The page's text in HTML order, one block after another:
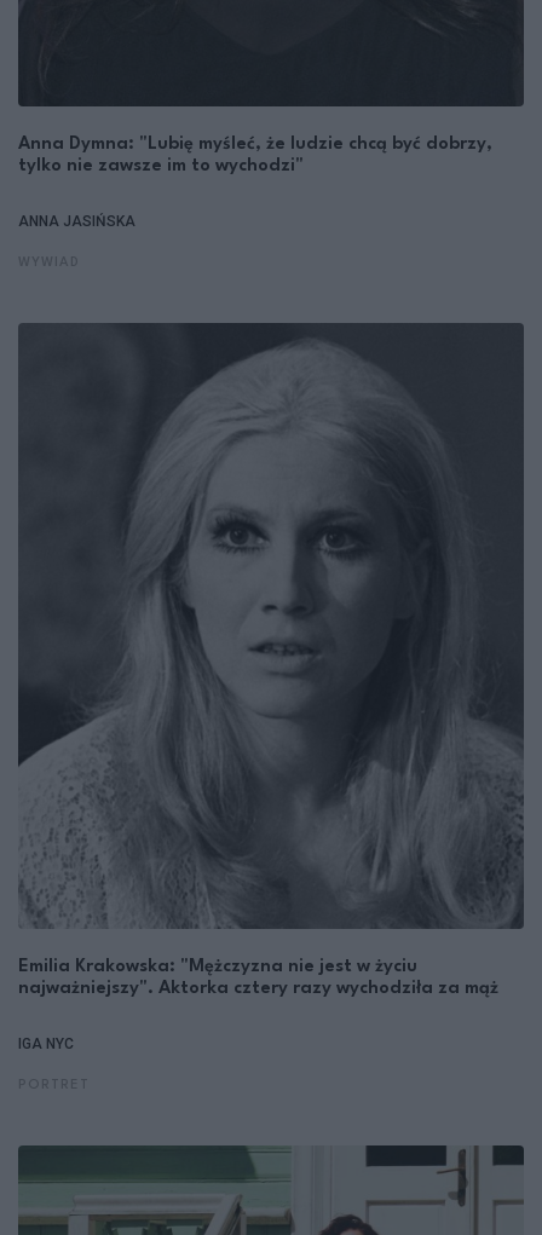
Anna Dymna: "Lubię myśleć, że ludzie chcą być dobrzy,
tylko nie zawsze im to wychodzi"
ANNA JASIŃSKA
Emilia Krakowska: "Mężczyzna nie jest w życiu
najważniejszy". Aktorka cztery razy wychodziła za mąż
IGA NYC